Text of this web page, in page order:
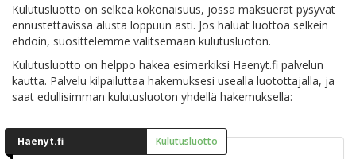
Kulutusluotto on selkeä kokonaisuus, jossa maksuerät pysyvät
ennustettavissa alusta loppuun asti. Jos haluat luottoa selkein
ehdoin, suosittelemme valitsemaan kulutusluoton.
Kulutusluotto on helppo hakea esimerkiksi Haenyt.fi palvelun
kautta. Palvelu kilpailuttaa hakemuksesi usealla luotottajalla, ja
saat edullisimman kulutusluoton yhdellä hakemuksella:
Haenyt.fi Kulutusluotto